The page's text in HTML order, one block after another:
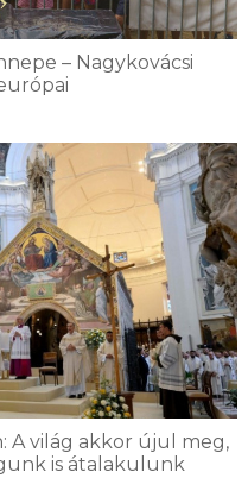
– Nagykovácsi
A világ akkor újul meg,
is átalakulunk